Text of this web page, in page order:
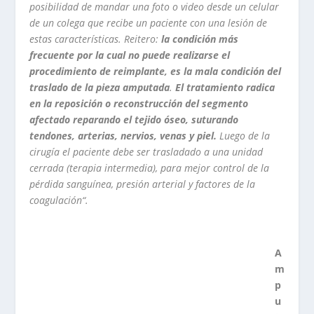
posibilidad de mandar una foto o video desde un celular
de un colega que recibe un paciente con una lesión de
estas características. Reitero: la condición más
frecuente por la cual no puede realizarse el
procedimiento de reimplante, es la mala condición del
traslado de la pieza amputada.El tratamiento radica
en la reposición o reconstrucción del segmento
afectado reparando el tejido óseo, suturando
tendones, arterias, nervios, venas y piel. Luego de la
cirugía el paciente debe ser trasladado a una unidad
cerrada (terapia intermedia), para mejor control de la
pérdida sanguínea, presión arterial y factores de la
coagulación“.
A
m
p
u